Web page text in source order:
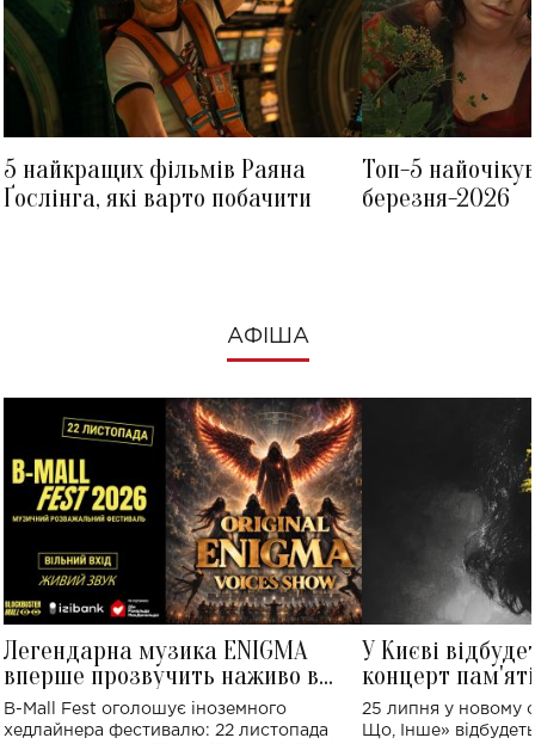
5 найкращих фільмів Раяна
Ґослінга, які варто побачити
Топ-5
березня-2026
АФІША
Легендарна музика ENIGMA
вперше прозвучить наживо в
Україні: де відбудеться концерт
B-Mall Fest оголошує іноземного
хедлайнера фестивалю: 22 листопада
У Києві
концерт
Клименка:
виконають
25 липня у новому
Що, Інше»